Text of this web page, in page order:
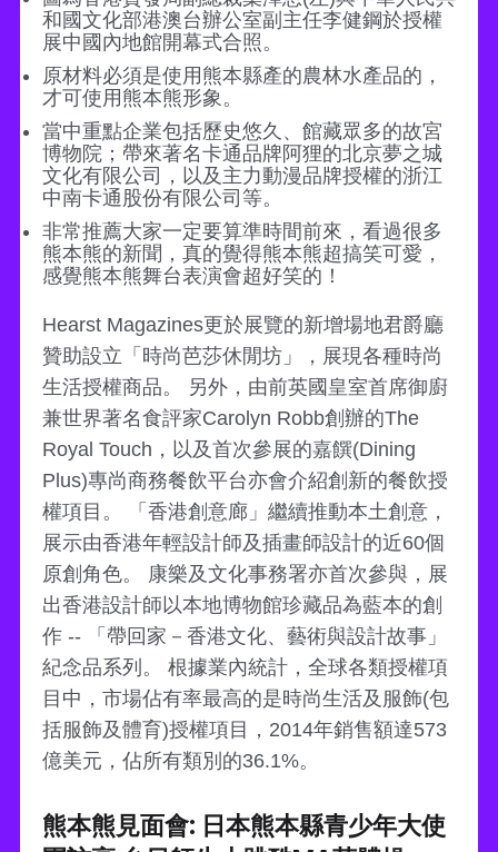
和國文化部港澳台辦公室副主任李健鋼於授權
展中國內地館開幕式合照。
原材料必須是使用熊本縣產的農林水產品的，
才可使用熊本熊形象。
當中重點企業包括歷史悠久、館藏眾多的故宮
博物院；帶來著名卡通品牌阿狸的北京夢之城
文化有限公司，以及主力動漫品牌授權的浙江
中南卡通股份有限公司等。
非常推薦大家一定要算準時間前來，看過很多
熊本熊的新聞，真的覺得熊本熊超搞笑可愛，
感覺熊本熊舞台表演會超好笑的！
Hearst Magazines更於展覽的新增場地君爵廳
贊助設立「時尚芭莎休閒坊」，展現各種時尚
生活授權商品。 另外，由前英國皇室首席御廚
兼世界著名食評家Carolyn Robb創辦的The
Royal Touch，以及首次參展的嘉饌(Dining
Plus)專尚商務餐飲平台亦會介紹創新的餐飲授
權項目。 「香港創意廊」繼續推動本土創意，
展示由香港年輕設計師及插畫師設計的近60個
原創角色。 康樂及文化事務署亦首次參與，展
出香港設計師以本地博物館珍藏品為藍本的創
作 -- 「帶回家－香港文化、藝術與設計故事」
紀念品系列。 根據業內統計，全球各類授權項
目中，市場佔有率最高的是時尚生活及服飾(包
括服飾及體育)授權項目，2014年銷售額達573
億美元，佔所有類別的36.1%。
熊本熊見面會: 日本熊本縣青少年大使